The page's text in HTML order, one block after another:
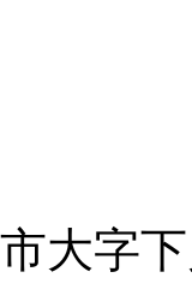
大字